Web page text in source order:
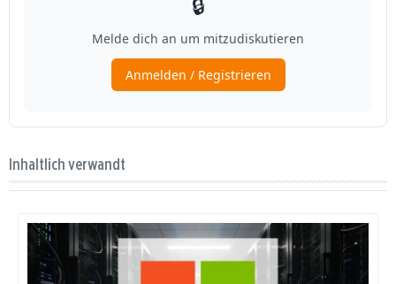
Inhaltlich verwandt